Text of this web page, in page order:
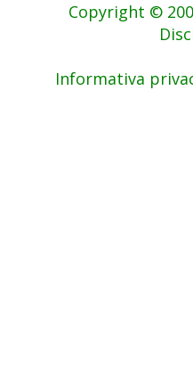
Copyright ©
Informativa